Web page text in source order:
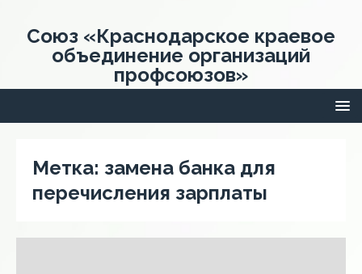
Союз «Краснодарское краевое
объединение организаций
профсоюзов»
Метка: замена банка для
перечисления зарплаты